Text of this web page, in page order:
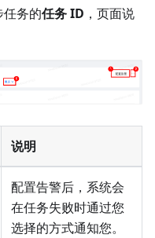
务的任务 ID ，页面说
说明
配置告警后，系统会
在任务失败时通过您
选择的方式通知您。